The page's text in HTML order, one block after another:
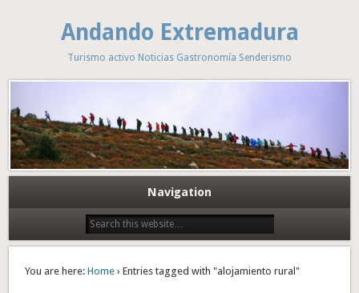
Andando Extremadura
Turismo activo Noticias Gastronomía Senderismo
Navigation
You are here: Home › Entries tagged with "alojamiento rural"